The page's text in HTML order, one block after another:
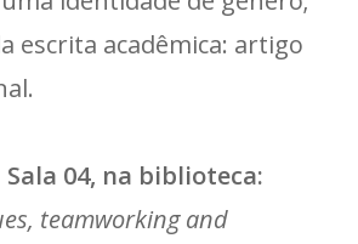
escrita acadêmica: artigo
04, na biblioteca:
teamworking and